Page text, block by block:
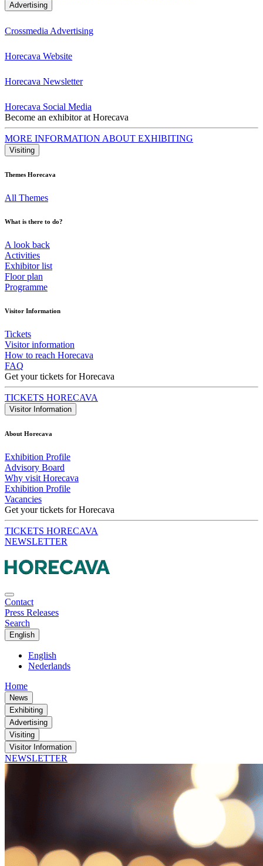
Advertising
Crossmedia Advertising
Horecava Website
Horecava Newsletter
Horecava Social Media
Become an exhibitor at Horecava
MORE INFORMATION ABOUT EXHIBITING
Visiting
Themes Horecava
All Themes
What is there to do?
A look back
Activities
Exhibitor list
Floor plan
Programme
Visitor Information
Tickets
Visitor information
How to reach Horecava
FAQ
Get your tickets for Horecava
TICKETS HORECAVA
Visitor Information
About Horecava
Exhibition Profile
Advisory Board
Why visit Horecava
Exhibition Profile
Vacancies
Get your tickets for Horecava
TICKETS HORECAVA
NEWSLETTER
Contact
Press Releases
Search
English
English
Nederlands
Home
News
Exhibiting
Advertising
Visiting
Visitor Information
NEWSLETTER